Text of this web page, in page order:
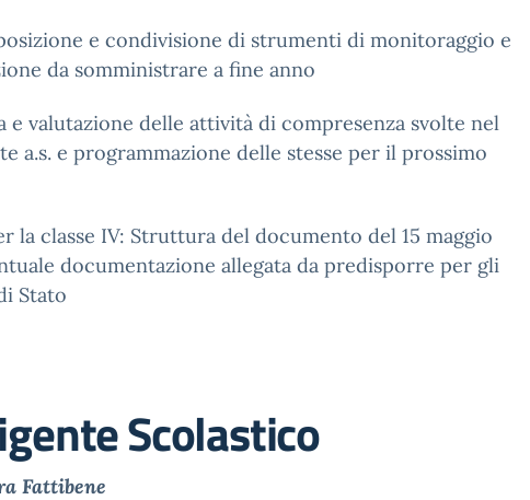
e condivisione di strumenti di monitoraggio e
da somministrare a fine anno
e valutazione delle attività di compresenza svolte nel
a.s. e programmazione delle stesse per il prossimo
la classe IV: Struttura del documento del 15 maggio
documentazione allegata da predisporre per gli
Stato
Scolastico
Fattibene